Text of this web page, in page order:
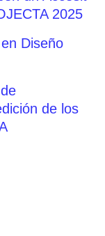
2025
Diseño
de los